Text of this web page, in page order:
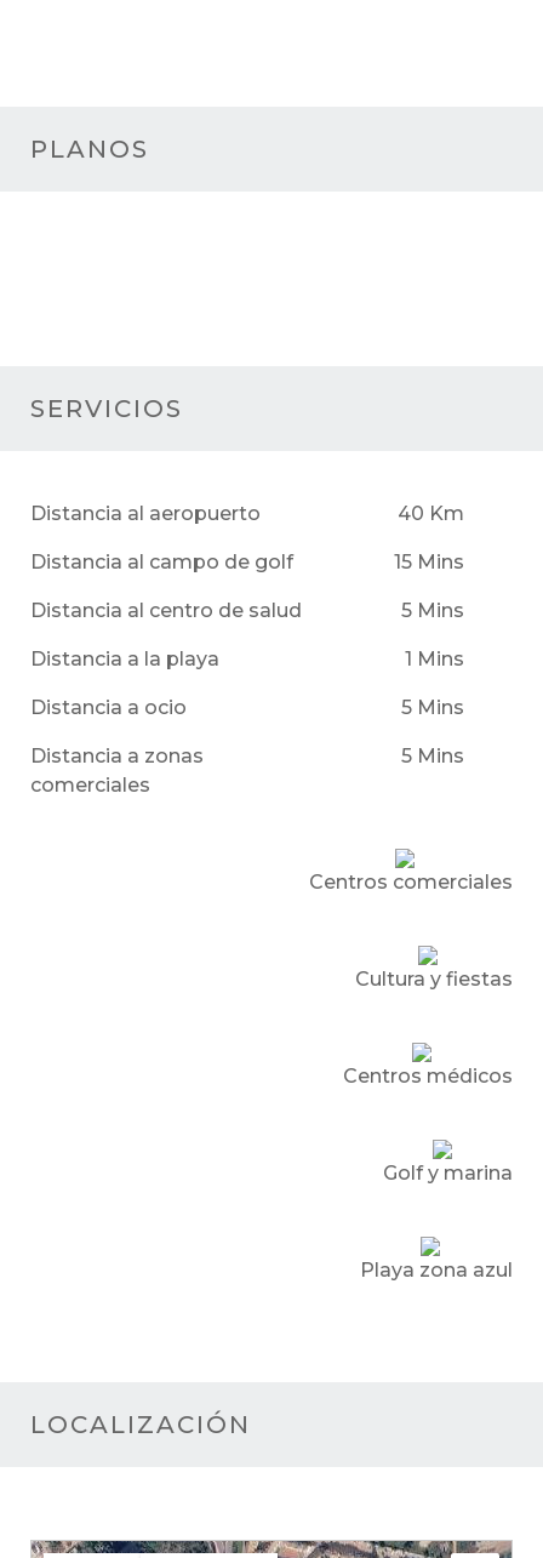
PLANOS
SERVICIOS
Distancia al aeropuerto 40 Km
Distancia al campo de golf 15 Mins
Distancia al centro de salud 5 Mins
Distancia a la playa 1 Mins
Distancia a ocio 5 Mins
Distancia a zonas
comerciales
5 Mins
Centros comerciales
Cultura y fiestas
Centros médicos
Golf y marina
Playa zona azul
LOCALIZACIÓN